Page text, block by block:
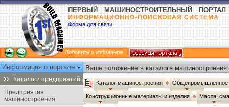
ПЕРВЫЙ МАШИНОСТРОИТЕЛЬНЫЙ ПОРТАЛ
ИНФОРМАЦИОННО-ПОИСКОВАЯ СИСТЕМА
Форма для связи
Добавить в избранное
Информация о портале
Каталоги предприятий
Предприятия
машиностроения
Ваше положение в каталоге машиностроения:
Каталог машиностроения Общепромышленное
Конструкционные материалы и изделия Масла,